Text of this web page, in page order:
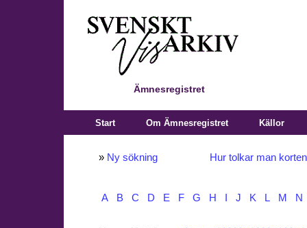
Ämnesregistret
Start Om Ämnesregistret Källor
» Ny sökning Hur tolkar man
A B C D E F G H J K L M N